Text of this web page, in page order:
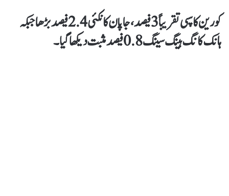
کورین کاسپی تقریباً3 فیصد ، جاپان کا نکئی 2.4 فیصد بڑھاجبکہ
ہانک کانگ ہینگ سینگ 0.8 فیصد مثبت دیکھا گیا۔